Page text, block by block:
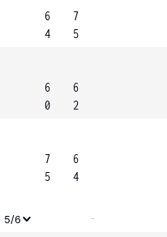
6
4
7
5
6
0
6
2
7
5
6
4
5/6 -